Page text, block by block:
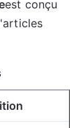
est conçu